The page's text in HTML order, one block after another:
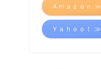
Ａｍａｚｏｎ ≫
Ｙａｈｏｏ！ ≫